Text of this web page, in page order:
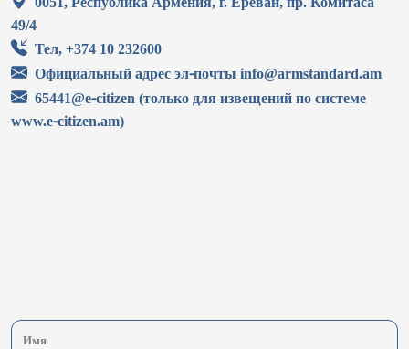
49/4
Тел, +374 10 232600
Официальный адрес эл-почты info@armstandard.am
65441@e-citizen (только для извещений по системе
www.e-citizen.am)